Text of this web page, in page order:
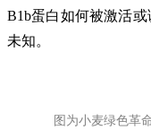
B1b蛋白如何被激活
未知。
图为小麦绿色革